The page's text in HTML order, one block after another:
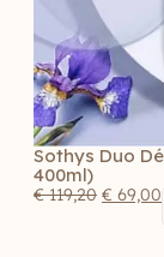
Sothys Duo
400ml)
€119,20 € 69,00